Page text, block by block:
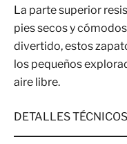
La parte superior
pies secos y
divertido, estos
los pequeños
aire libre.
DETALLES TÉCNICOS